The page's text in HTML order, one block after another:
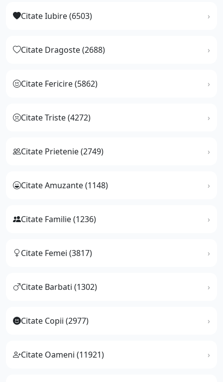
Citate Iubire (6503)
Citate Dragoste (2688)
Citate Fericire (5862)
Citate Triste (4272)
Citate Prietenie (2749)
Citate Amuzante (1148)
Citate Familie (1236)
Citate Femei (3817)
Citate Barbati (1302)
Citate Copii (2977)
Citate Oameni (11921)